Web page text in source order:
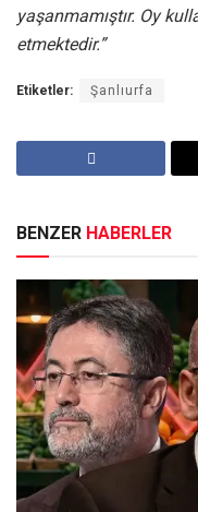
yaşanmamıştır. Oy
etmektedir.”
Etiketler: Şanlıurfa
BENZER HABERLER